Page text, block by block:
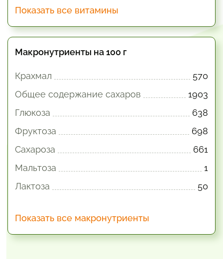
Показать все витамины
Макронутриенты на 100 г
Крахмал
570
Общее содержание сахаров
1903
Глюкоза
638
Фруктоза
698
Сахароза
661
Мальтоза
1
Лактоза
50
Показать все макронутриенты